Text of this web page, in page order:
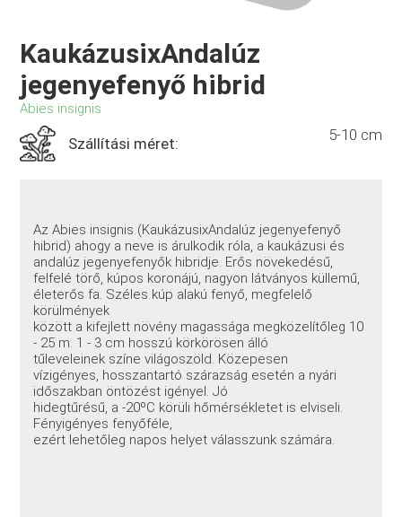
KaukázusixAndalúz
jegenyefenyő hibrid
Abies insignis
Szállítási méret: 5-10 cm
Az Abies insignis (KaukázusixAndalúz jegenyefenyő
hibrid) ahogy a neve is árulkodik róla, a kaukázusi és
andalúz jegenyefenyők hibridje. Erős növekedésű,
felfelé törő, kúpos koronájú, nagyon látványos küllemű,
életerős fa. Széles kúp alakú fenyő, megfelelő
körülmények
között a kifejlett növény magassága megközelítőleg 10
- 25 m. 1 - 3 cm hosszú körkörösen álló
tűleveleinek színe világoszöld. Közepesen
vízigényes, hosszantartó szárazság esetén a nyári
időszakban öntözést igényel. Jó
hidegtűrésű, a -20ºC körüli hőmérsékletet is elviseli.
Fényigényes fenyőféle,
ezért lehetőleg napos helyet válasszunk számára.